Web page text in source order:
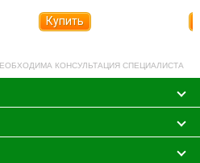
Купить
КОНСУЛЬТАЦИЯ СПЕЦИАЛИСТА